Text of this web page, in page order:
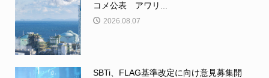
コメ公表 アワリ...
2026.08.07
SBTi、FLAG基準改定に向け意見募集開